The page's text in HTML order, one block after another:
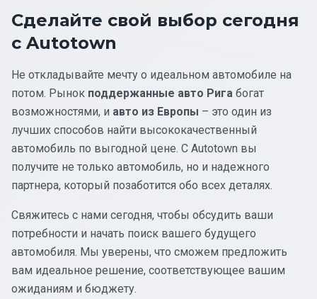
Сделайте свой выбор сегодня
с Autotown
Не откладывайте мечту о идеальном автомобиле на
потом. Рынок поддержанные авто Рига богат
возможностями, и авто из Европы – это один из
лучших способов найти высококачественный
автомобиль по выгодной цене. С Autotown вы
получите не только автомобиль, но и надежного
партнера, который позаботится обо всех деталях.
Свяжитесь с нами сегодня, чтобы обсудить ваши
потребности и начать поиск вашего будущего
автомобиля. Мы уверены, что сможем предложить
вам идеальное решение, соответствующее вашим
ожиданиям и бюджету.